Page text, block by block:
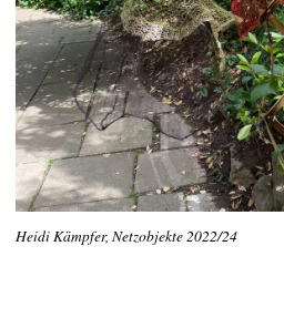
Heidi Kämpfer, Netzobjekte 2022/24